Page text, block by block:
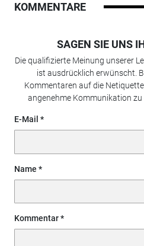
KOMMENTARE
SAGEN SIE UNS
Die qualifizierte Meinung unserer
ist ausdrücklich erwünscht.
Kommentaren auf die
angenehme Kommunikation zu
E-Mail
Name
Kommentar